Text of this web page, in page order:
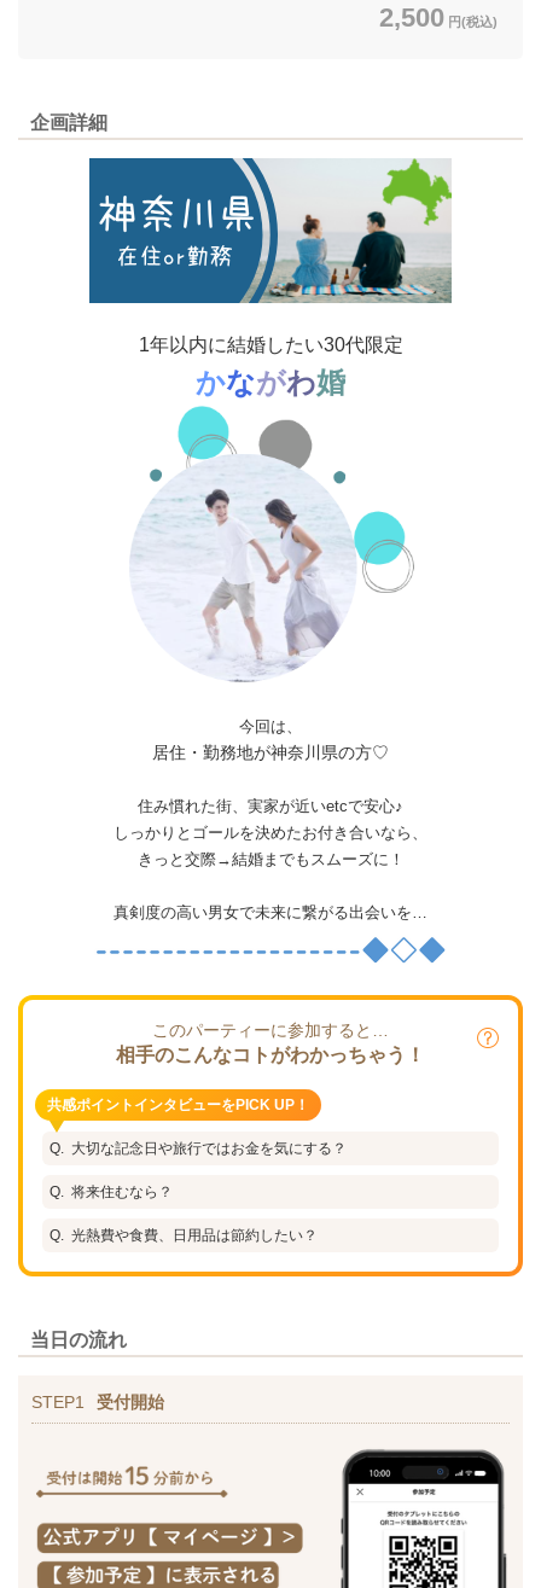
2,500 円(税込)
企画詳細
1年以内に結婚したい30代限定
かながわ婚
今回は、
居住・勤務地が神奈川県の方♡
住み慣れた街、実家が近いetcで安心♪
しっかりとゴールを決めたお付き合いなら、
きっと交際→結婚までもスムーズに！
真剣度の高い男女で未来に繋がる出会いを…
このパーティーに参加すると…
相手のこんなコトがわかっちゃう！
共感ポイントインタビューをPICK UP！
大切な記念日や旅行ではお金を気にする？
将来住むなら？
光熱費や食費、日用品は節約したい？
当日の流れ
STEP1 受付開始